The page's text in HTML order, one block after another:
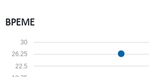
ВРЕМЕ
22.5
26.25
30